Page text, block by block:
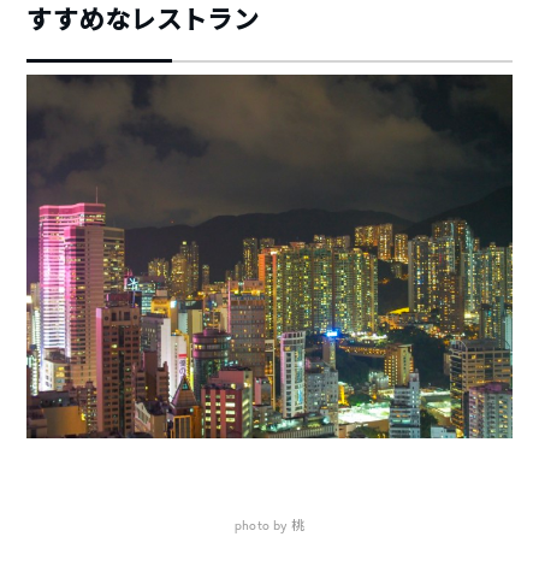
すすめなレストラン
photo by 桃